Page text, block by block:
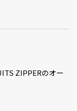
ZIPPERのオー